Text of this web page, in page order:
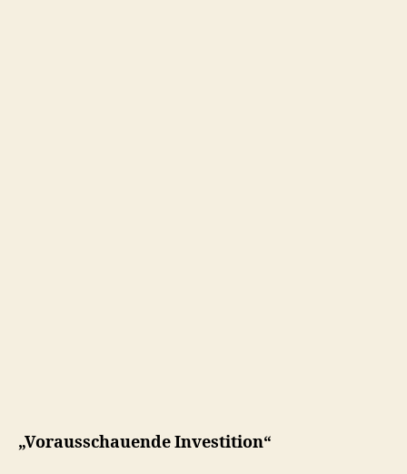
„Vorausschauende Investition“